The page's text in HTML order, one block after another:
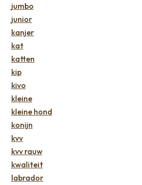
jumbo
junior
kanjer
kat
katten
kip
kivo
kleine
kleine hond
konijn
kvv
kvv rauw
kwaliteit
labrador